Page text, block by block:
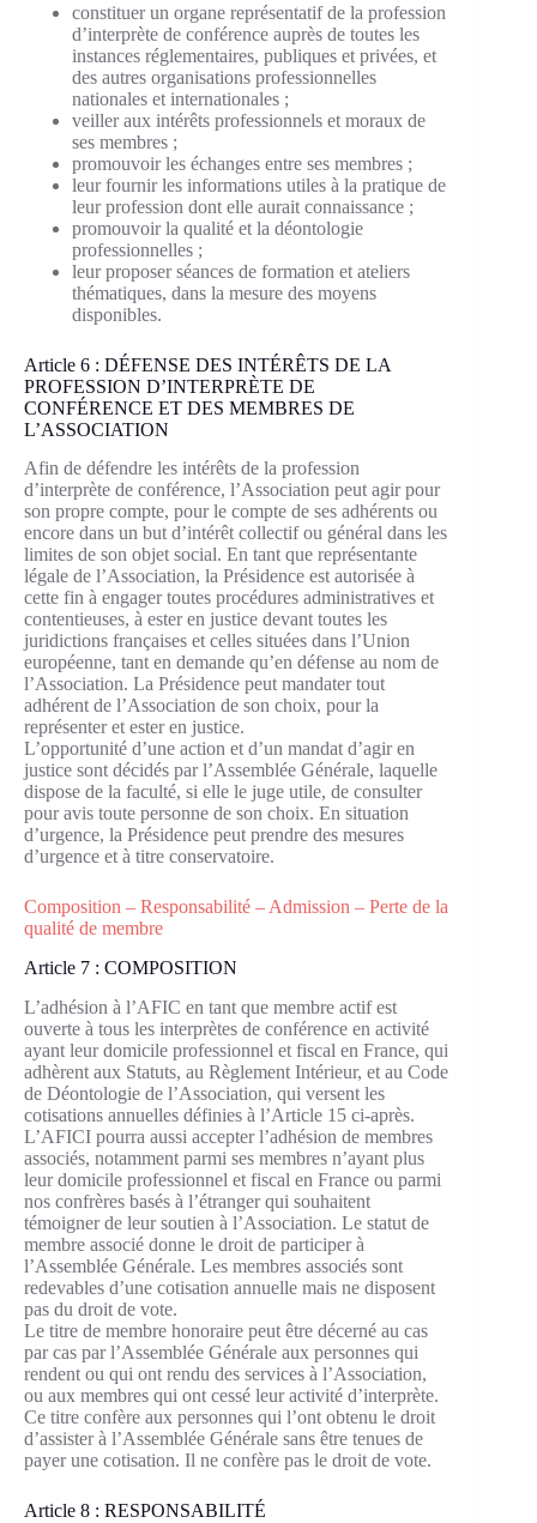
constituer un organe représentatif de la profession
d’interprète de conférence auprès de toutes les
instances réglementaires, publiques et privées, et
des autres organisations professionnelles
nationales et internationales ;
veiller aux intérêts professionnels et moraux de
ses membres ;
promouvoir les échanges entre ses membres ;
leur fournir les informations utiles à la pratique de
leur profession dont elle aurait connaissance ;
promouvoir la qualité et la déontologie
professionnelles ;
leur proposer séances de formation et ateliers
thématiques, dans la mesure des moyens
disponibles.
Article 6 : DÉFENSE DES INTÉRÊTS DE LA
PROFESSION D’INTERPRÈTE DE
CONFÉRENCE ET DES MEMBRES DE
L’ASSOCIATION
Afin de défendre les intérêts de la profession
d’interprète de conférence, l’Association peut agir pour
son propre compte, pour le compte de ses adhérents ou
encore dans un but d’intérêt collectif ou général dans les
limites de son objet social. En tant que représentante
légale de l’Association, la Présidence est autorisée à
cette fin à engager toutes procédures administratives et
contentieuses, à ester en justice devant toutes les
juridictions françaises et celles situées dans l’Union
européenne, tant en demande qu’en défense au nom de
l’Association. La Présidence peut mandater tout
adhérent de l’Association de son choix, pour la
représenter et ester en justice.
L’opportunité d’une action et d’un mandat d’agir en
justice sont décidés par l’Assemblée Générale, laquelle
dispose de la faculté, si elle le juge utile, de consulter
pour avis toute personne de son choix. En situation
d’urgence, la Présidence peut prendre des mesures
d’urgence et à titre conservatoire.
Composition – Responsabilité – Admission – Perte de la
qualité de membre
Article 7 : COMPOSITION
L’adhésion à l’AFIC en tant que membre actif est
ouverte à tous les interprètes de conférence en activité
ayant leur domicile professionnel et fiscal en France, qui
adhèrent aux Statuts, au Règlement Intérieur, et au Code
de Déontologie de l’Association, qui versent les
cotisations annuelles définies à l’Article 15 ci-après.
L’AFICI pourra aussi accepter l’adhésion de membres
associés, notamment parmi ses membres n’ayant plus
leur domicile professionnel et fiscal en France ou parmi
nos confrères basés à l’étranger qui souhaitent
témoigner de leur soutien à l’Association. Le statut de
membre associé donne le droit de participer à
l’Assemblée Générale. Les membres associés sont
redevables d’une cotisation annuelle mais ne disposent
pas du droit de vote.
Le titre de membre honoraire peut être décerné au cas
par cas par l’Assemblée Générale aux personnes qui
rendent ou qui ont rendu des services à l’Association,
ou aux membres qui ont cessé leur activité d’interprète.
Ce titre confère aux personnes qui l’ont obtenu le droit
d’assister à l’Assemblée Générale sans être tenues de
payer une cotisation. Il ne confère pas le droit de vote.
Article 8 : RESPONSABILITÉ